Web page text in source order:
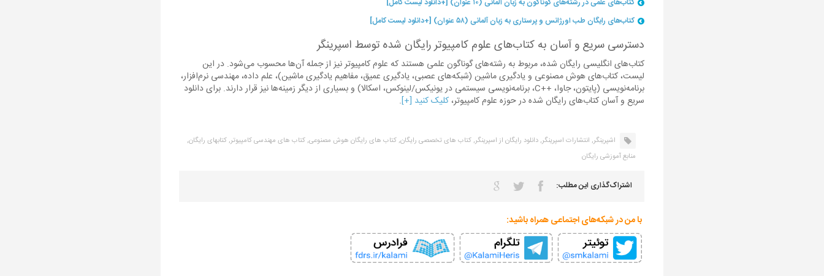
کتاب‌های علمی در رشته‌های گوناگون به زبان آلمانی (۱۰ عنوان) [+دانلود لیست کامل]
کتاب‌های رایگان طب اورژانس و پرستاری به زبان آلمانی (۵۸ عنوان) [+دانلود لیست کامل]
دسترسی سریع و آسان به کتاب‌های علوم کامپیوتر رایگان شده توسط اسپرینگر
کتاب‌های انگلیسی رایگان شده، مربوط به رشته‌های گوناگون علمی هستند که علوم کامپیوتر نیز از جمله آن‌ها محسوب می‌شود. در این
لیست، کتاب‌های هوش مصنوعی و یادگیری ماشین (شبکه‌های عصبی، یادگیری عمیق، مفاهیم یادگیری ماشین)، علم داده، مهندسی نرم‌افزار،
برنامه‌نویسی (پایتون، جاوا، ++C، برنامه‌نویسی سیستمی در یونیکس/لینوکس، اسکالا) و بسیاری از دیگر زمینه‌ها نیز قرار دارند. برای دانلود
سریع و آسان کتاب‌های رایگان شده در حوزه علوم کامپیوتر، کلیک کنید [+].
اشپرینگر, انتشارات اسپرینگر,دانلود رایگان از اسپرینگر,کتاب های تخصصی رایگان,کتاب های رایگان هوش مصنوعی,کتاب های مهندسی کامپیوتر,کتابهای رایگان,
منابع آموزشی رایگان
اشتراک‌گذاری این مطلب:
با من در شبکه‌های اجتماعی همراه باشید: